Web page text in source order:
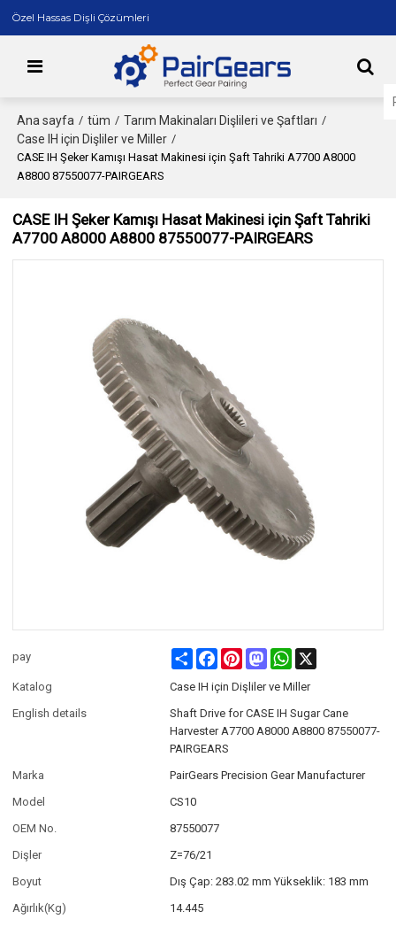
Özel Hassas Dişli Çözümleri
Ana sayfa / tüm / Tarım Makinaları Dişlileri ve Şaftları /
Case IH için Dişliler ve Miller /
CASE IH Şeker Kamışı Hasat Makinesi için Şaft Tahriki A7700 A8000
A8800 87550077-PAIRGEARS
CASE IH Şeker Kamışı Hasat Makinesi için Şaft Tahriki
A7700 A8000 A8800 87550077-PAIRGEARS
pay ShareFacebookPinterestMastodonWhatsApp
Katalog
Case IH için Dişliler ve Miller
English details
Shaft Drive for CASE IH Sugar Cane
Harvester A7700 A8000 A8800 87550077-
PAIRGEARS
Marka
PairGears Precision Gear Manufacturer
Model
CS10
OEM No.
87550077
Dişler
Z=76/21
Boyut
Dış Çap: 283.02 mm Yükseklik: 183 mm
Ağırlık(Kg)
14.445